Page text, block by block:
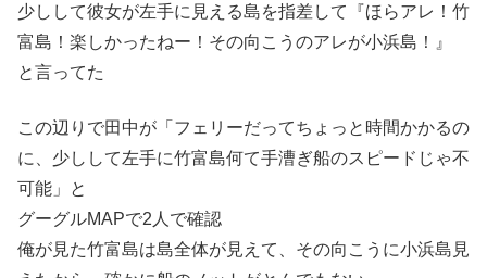
少しして彼女が左手に見える島を指差して『ほらアレ！竹
富島！楽しかったねー！その向こうのアレが小浜島！』
と言ってた
この辺りで田中が「フェリーだってちょっと時間かかるの
に、少しして左手に竹富島何て手漕ぎ船のスピードじゃ不
可能」と
グーグルMAPで2人で確認
俺が見た竹富島は島全体が見えて、その向こうに小浜島見